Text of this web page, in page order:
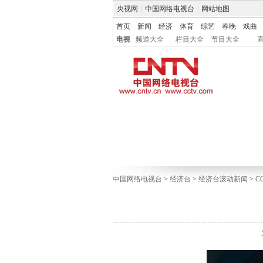
央视网 中国网络电视台 网站地图
首页 新闻 经济 体育 综艺 春晚
戏曲
电视
频道大全 栏目大全 节目大全
中国网络电视台 > 经济台 > 经济台滚动新闻 >